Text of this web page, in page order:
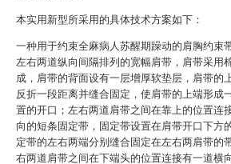
本实用新型所采用的具体技术方案如下：
一种用于约束全麻病人苏醒期躁动的肩胸约束
左右两道纵向间隔排列的宽幅肩带，肩带采用
成，肩带的背面设有一层增厚软垫层，肩带的
反折一段距离并缝合固定，使肩带的上端形成
置的开口；左右两道肩带之间在靠上的位置连
向的短条固定带，固定带设置在肩带开口下方
定带的左右两端分别缝合固定在左右两肩带的
右两道肩带之间在下端头的位置连接有一道横